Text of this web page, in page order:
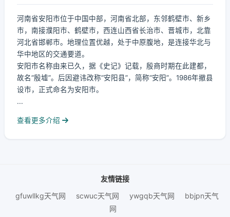
河南省安阳市位于中国中部，河南省北部，东邻鹤壁市、新乡
市，南接濮阳市、鹤壁市，西连山西省长治市、晋城市，北靠
河北省邯郸市。地理位置优越，处于中原腹地，是连接华北与
华中地区的交通要道。
安阳市名称由来已久，据《史记》记载，殷商时期在此建都，
故名“殷墟”。后因避讳改称“安阳县”，简称“安阳”。1986年撤县
设市，正式命名为安阳市。
...
查看更多介绍
友情链接
gfuwllkg天气网
scwuc天气网 ywgqb天气网
bbjpn天气
网